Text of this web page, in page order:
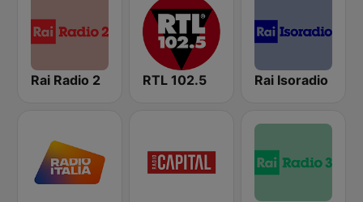
Rai Radio 2 RTL 102.5 Rai Isoradio